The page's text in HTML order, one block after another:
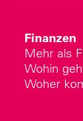
Finanzen
Mehr als
Wohin
Woher